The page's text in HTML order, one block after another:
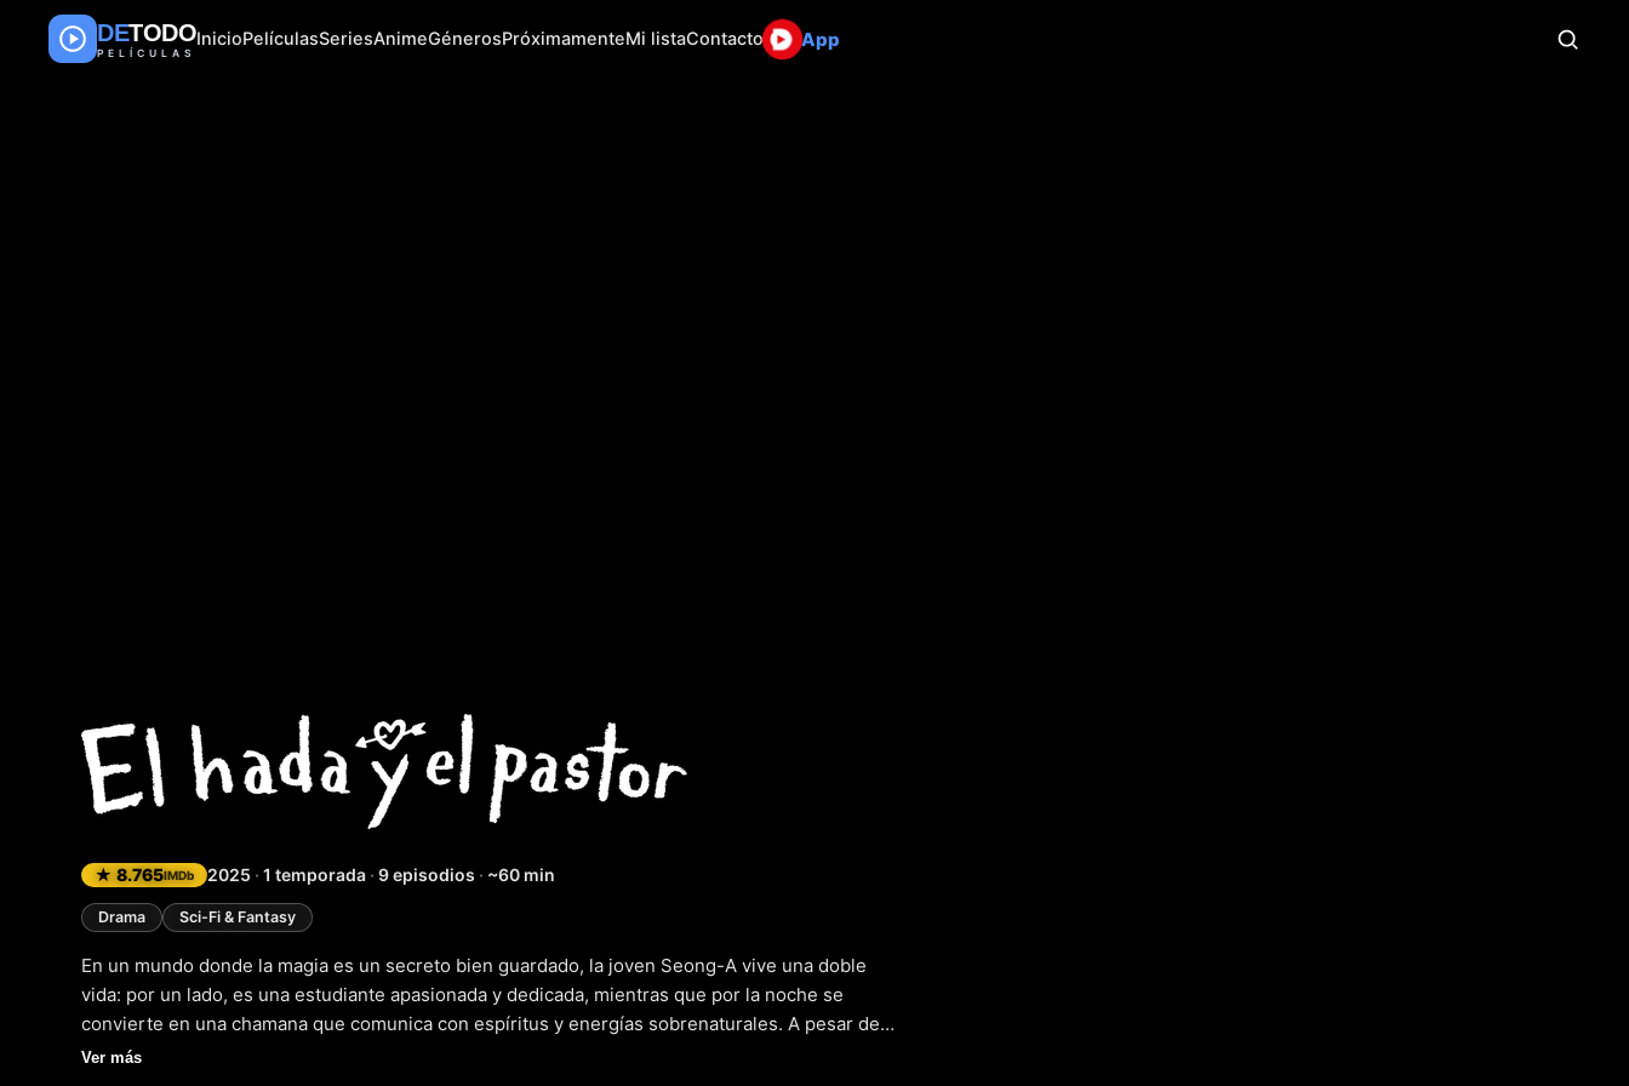
DETODO
PELÍCULAS
InicioPelículasSeriesAnimeGénerosPróximamenteMi listaContacto App
El hada y el pastor
★ 8.765IMDb 2025 · 1 temporada · 9 episodios · ~60 min
Drama Sci-Fi & Fantasy
En un mundo donde la magia es un secreto bien guardado, la joven Seong-A vive una doble
vida: por un lado, es una estudiante apasionada y dedicada, mientras que por la noche se
convierte en una chamana que comunica con espíritus y energías sobrenaturales. A pesar de
ser objeto de burlas y desprecio por parte de sus compañeros de escuela, Seong-A no se rinde
Ver más